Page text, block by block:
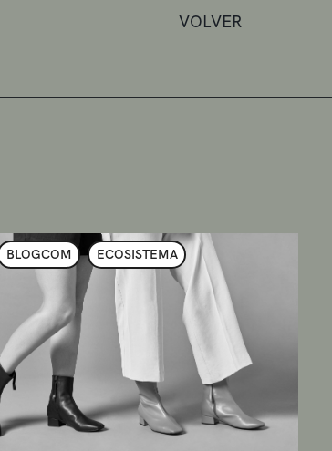
VOLVER
BLOGCOM ECOSISTEMA